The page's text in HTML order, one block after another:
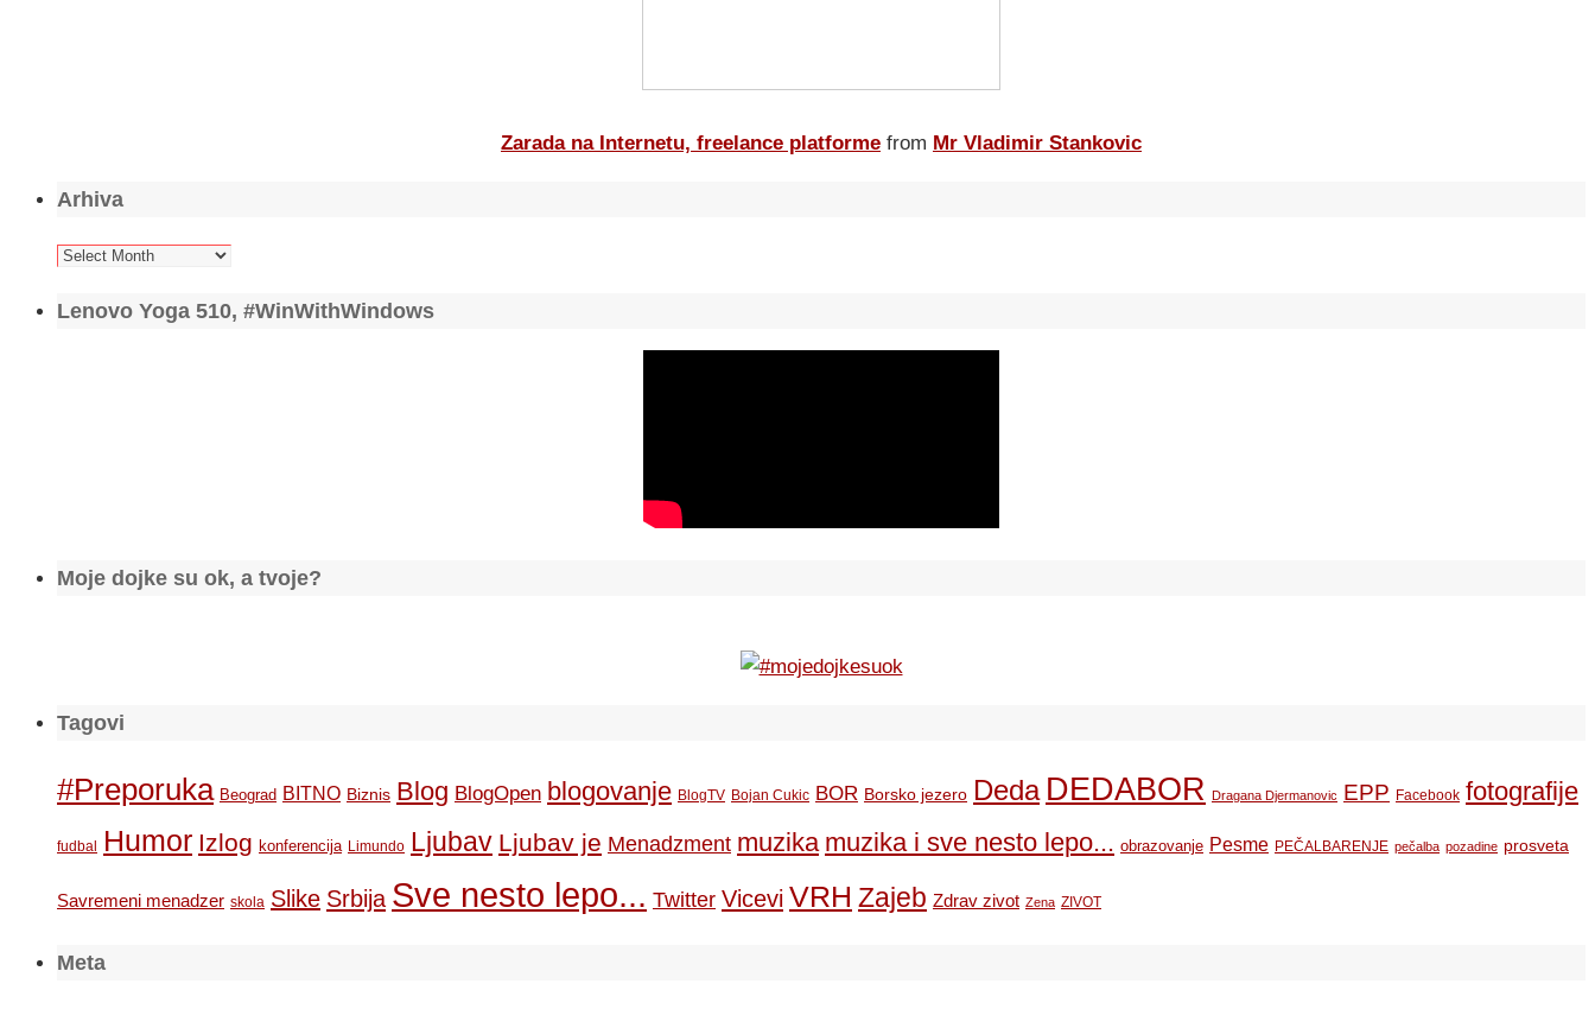
Zarada na Internetu, freelance platforme from Mr Vladimir Stankovic
Arhiva
Arhiva
Lenovo Yoga 510, #WinWithWindows
Moje dojke su ok, a tvoje?
Tagovi
#Preporuka Beograd BITNO Biznis Blog BlogOpen blogovanje BlogTV Bojan Cukic BOR Borsko jezero Deda DEDABOR Dragana Djermanovic EPP Facebook fotografije
fudbal Humor Izlog konferencija Limundo Ljubav Ljubav je Menadzment muzika muzika i sve nesto lepo... obrazovanje Pesme PEČALBARENJE pečalba pozadine prosveta
Savremeni menadzer skola Slike Srbija Sve nesto lepo... Twitter Vicevi VRH Zajeb Zdrav zivot Zena ZIVOT
Meta